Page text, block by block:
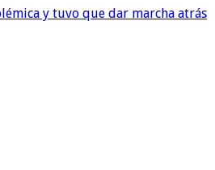
y tuvo que dar marcha atrás